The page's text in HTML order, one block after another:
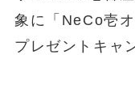
象に「NeCo壱
プレゼントキャ